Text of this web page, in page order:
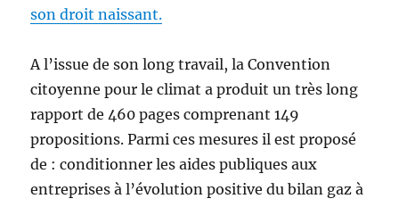
son droit naissant.
A l’issue de son long travail, la Convention
citoyenne pour le climat a produit un très long
rapport de 460 pages comprenant 149
propositions. Parmi ces mesures il est proposé
de : conditionner les aides publiques aux
entreprises à l’évolution positive du bilan gaz à